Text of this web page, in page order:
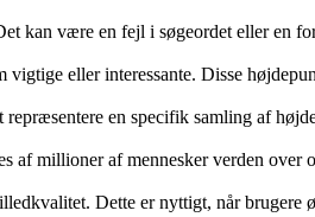
kan være en fejl i søgeordet eller en
eller interessante. Disse
en specifik samling af
af millioner af mennesker verden over
Dette er nyttigt, når brugere